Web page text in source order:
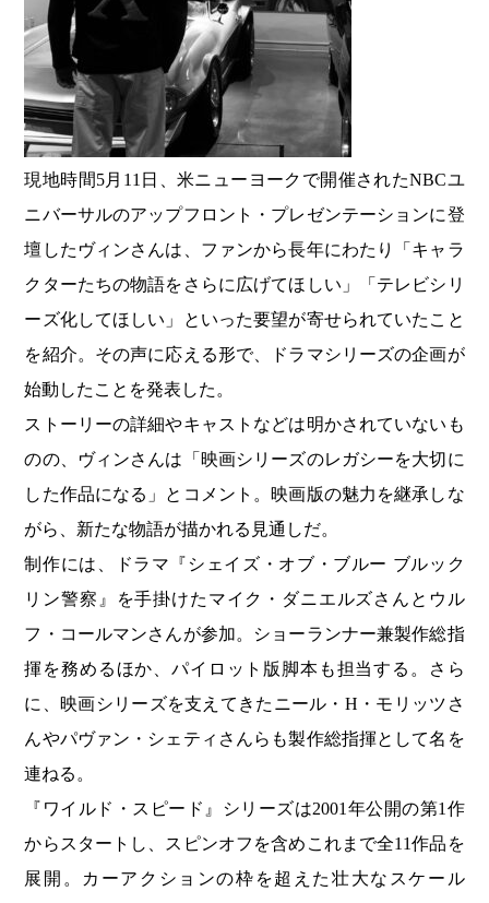
現地時間5月11日、米ニューヨークで開催されたNBCユ
ニバーサルのアップフロント・プレゼンテーションに登
壇したヴィンさんは、ファンから長年にわたり「キャラ
クターたちの物語をさらに広げてほしい」「テレビシリ
ーズ化してほしい」といった要望が寄せられていたこと
を紹介。その声に応える形で、ドラマシリーズの企画が
始動したことを発表した。
ストーリーの詳細やキャストなどは明かされていないも
のの、ヴィンさんは「映画シリーズのレガシーを大切に
した作品になる」とコメント。映画版の魅力を継承しな
がら、新たな物語が描かれる見通しだ。
制作には、ドラマ『シェイズ・オブ・ブルー ブルック
リン警察』を手掛けたマイク・ダニエルズさんとウル
フ・コールマンさんが参加。ショーランナー兼製作総指
揮を務めるほか、パイロット版脚本も担当する。さら
に、映画シリーズを支えてきたニール・H・モリッツさ
んやパヴァン・シェティさんらも製作総指揮として名を
連ねる。
『ワイルド・スピード』シリーズは2001年公開の第1作
からスタートし、スピンオフを含めこれまで全11作品を
展開。カーアクションの枠を超えた壮大なスケール